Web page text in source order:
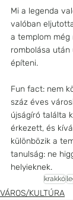
Mi a legenda
valóban
a templom
rombolása
építeni.
Fun fact: nem
száz éves
újságíró találta
érkezett, és
különbözik a
tanulság: ne
helyieknek.
krakkó
VÁROS/KULTÚRA